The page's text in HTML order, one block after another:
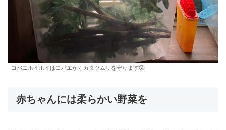
コバエホイホイはコバエからカタツムリを守ります😤
赤ちゃんには柔らかい野菜を